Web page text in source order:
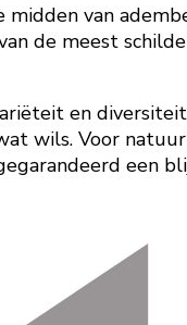
van
de meest
en
wils. Voor
een